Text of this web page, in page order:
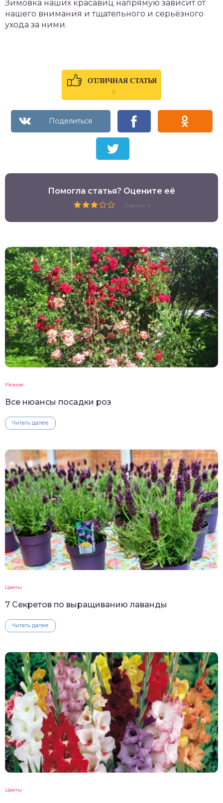
Зимовка наших красавиц напрямую зависит от
нашего внимания и тщательного и серьёзного
ухода за ними.
ОТЛИЧНАЯ СТАТЬЯ
0
Помогла статья? Оцените её
Оценок: 4
Разное
Все нюансы посадки роз
Читать далее
Цветы
7 Секретов по выращиванию лаванды
Читать далее
Цветы